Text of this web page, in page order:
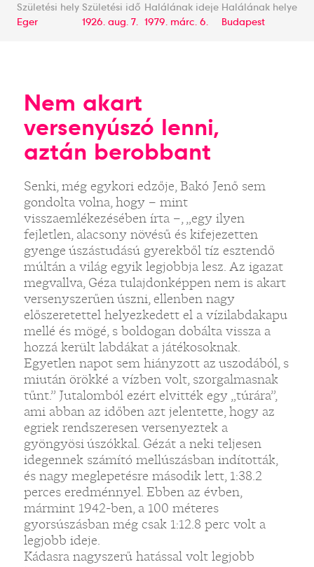
Születési hely
Eger
Születési idő
1926. aug. 7.
Halálának ideje
1979. márc. 6.
Halálának helye
Budapest
Nem akart
versenyúszó lenni,
aztán berobbant
Senki, még egykori edzője, Bakó Jenő sem
gondolta volna, hogy – mint
visszaemlékezésében írta –, „egy ilyen
fejletlen, alacsony növésű és kifejezetten
gyenge úszástudású gyerekből tíz esztendő
múltán a világ egyik legjobbja lesz. Az igazat
megvallva, Géza tulajdonképpen nem is akart
versenyszerűen úszni, ellenben nagy
előszeretettel helyezkedett el a vízilabdakapu
mellé és mögé, s boldogan dobálta vissza a
hozzá került labdákat a játékosoknak.
Egyetlen napot sem hiányzott az uszodából, s
miután örökké a vízben volt, szorgalmasnak
tűnt.” Jutalomból ezért elvitték egy „túrára”,
ami abban az időben azt jelentette, hogy az
egriek rendszeresen versenyeztek a
gyöngyösi úszókkal. Gézát a neki teljesen
idegennek számító mellúszásban indították,
és nagy meglepetésre második lett, 1:38.2
perces eredménnyel. Ebben az évben,
mármint 1942-ben, a 100 méteres
gyorsúszásban még csak 1:12.8 perc volt a
legjobb ideje.
Kádasra nagyszerű hatással volt legjobb